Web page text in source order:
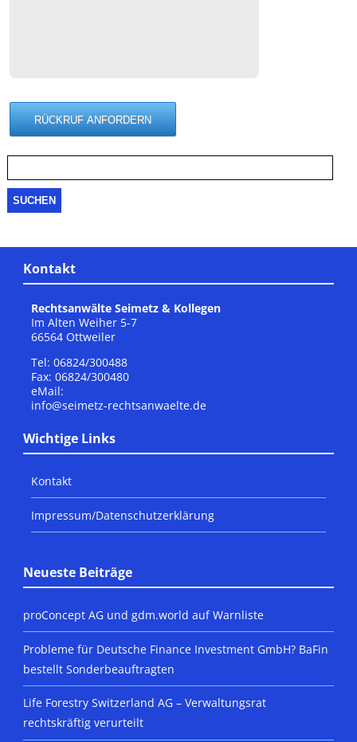
nach:
Kontakt
Rechtsanwälte Seimetz & Kollegen
Im Alten Weiher 5-7
66564 Ottweiler
Tel: 06824/300488
Fax: 06824/300480
eMail:
info@seimetz-rechtsanwaelte.de
Wichtige Links
Kontakt
Impressum/Datenschutzerklärung
Neueste Beiträge
proConcept AG und gdm.world auf Warnliste
Probleme für Deutsche Finance Investment GmbH? BaFin
bestellt Sonderbeauftragten
Life Forestry Switzerland AG – Verwaltungsrat
rechtskräftig verurteilt